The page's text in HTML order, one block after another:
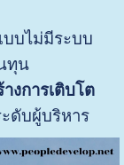
บบไม่มีระบบ
ทุน
งการเติบโต
ดับผู้บริหาร